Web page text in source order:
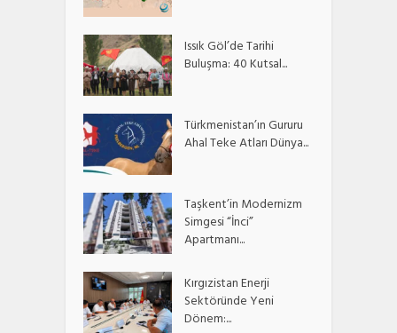
Issık Göl’de Tarihi
Buluşma: 40 Kutsal...
Türkmenistan’ın Gururu
Ahal Teke Atları Dünya...
Taşkent’in Modernizm
Simgesi “İnci”
Apartmanı...
Kırgızistan Enerji
Sektöründe Yeni
Dönem:...